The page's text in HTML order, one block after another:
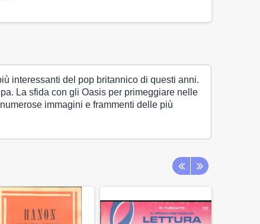
interessanti del pop britannico di questi anni.
La sfida con gli Oasis per primeggiare nelle
immagini e frammenti delle più